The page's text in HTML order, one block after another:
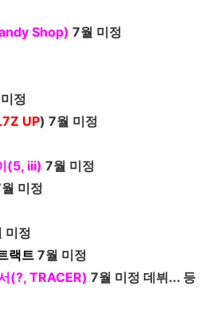
Shop) 7월 미정
정
UP) 7월 미정
(5, iii) 7월 미정
미정
미정
랙트 7월 미정
(?, TRACER) 7월 미정 데뷔... 등